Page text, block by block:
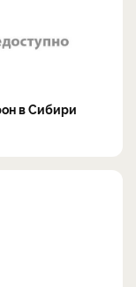
в Сибири